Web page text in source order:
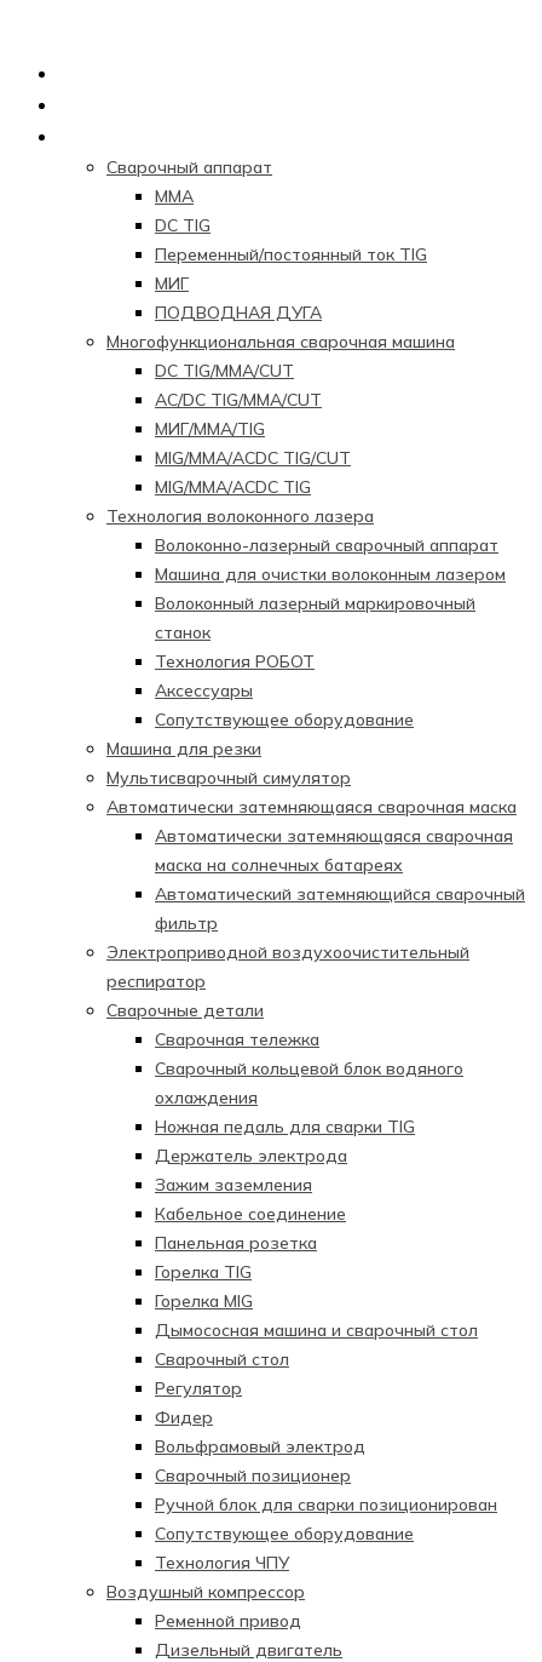
Сварочный аппарат
ММА
DC TIG
Переменный/постоянный ток TIG
МИГ
ПОДВОДНАЯ ДУГА
Многофункциональная сварочная машина
DC TIG/MMA/CUT
AC/DC TIG/MMA/CUT
МИГ/ММА/TIG
MIG/MMA/ACDC TIG/CUT
MIG/MMA/ACDC TIG
Технология волоконного лазера
Волоконно-лазерный сварочный аппарат
Машина для очистки волоконным лазером
Волоконный лазерный маркировочный
станок
Технология РОБОТ
Аксессуары
Сопутствующее оборудование
Машина для резки
Мультисварочный симулятор
Автоматически затемняющаяся сварочная маска
Автоматически затемняющаяся сварочная
маска на солнечных батареях
Автоматический затемняющийся сварочный
фильтр
Электроприводной воздухоочистительный
респиратор
Сварочные детали
Сварочная тележка
Сварочный кольцевой блок водяного
охлаждения
Ножная педаль для сварки TIG
Держатель электрода
Зажим заземления
Кабельное соединение
Панельная розетка
Горелка TIG
Горелка MIG
Дымососная машина и сварочный стол
Сварочный стол
Регулятор
Фидер
Вольфрамовый электрод
Сварочный позиционер
Ручной блок для сварки позиционирован
Сопутствующее оборудование
Технология ЧПУ
Воздушный компрессор
Ременной привод
Дизельный двигатель